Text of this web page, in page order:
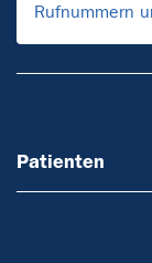
Rufnummern
Patienten